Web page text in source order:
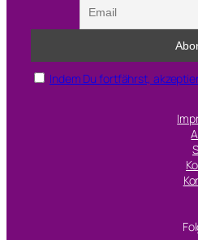
Indem Du fortfährst,